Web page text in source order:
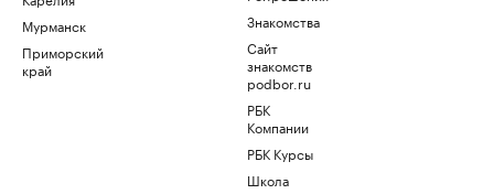
Мурманск
Приморский
край
Знакомства
Сайт
знакомств
podbor.ru
РБК
Компании
РБК Курсы
Школа